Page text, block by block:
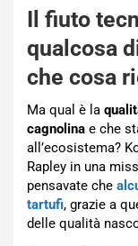
Il fiuto
qualcosa
che cosa
Ma qual è la
cagnolina e che
all’ecosistema?
Rapley in una
pensavate che
tartufi, grazie a
delle qualità